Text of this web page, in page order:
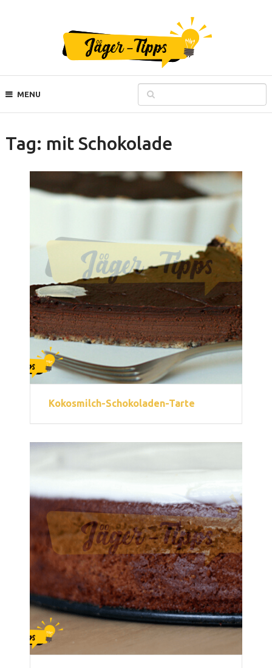
MENU
Tag: mit Schokolade
Kokosmilch-Schokoladen-Tarte